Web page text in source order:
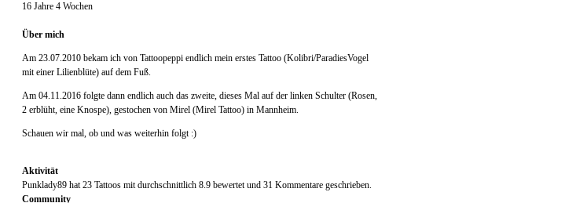
16 Jahre 4 Wochen
Über mich
Am 23.07.2010 bekam ich von Tattoopeppi endlich mein erstes Tattoo (Kolibri/ParadiesVogel
mit einer Lilienblüte) auf dem Fuß.
Am 04.11.2016 folgte dann endlich auch das zweite, dieses Mal auf der linken Schulter (Rosen,
2 erblüht, eine Knospe), gestochen von Mirel (Mirel Tattoo) in Mannheim.
Schauen wir mal, ob und was weiterhin folgt :)
Aktivität
Punklady89 hat 23 Tattoos mit durchschnittlich 8.9 bewertet und 31 Kommentare geschrieben.
Community